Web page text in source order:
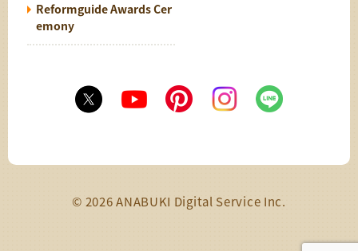
Reformguide Awards Cer
emony
© 2026 ANABUKI Digital Service Inc.